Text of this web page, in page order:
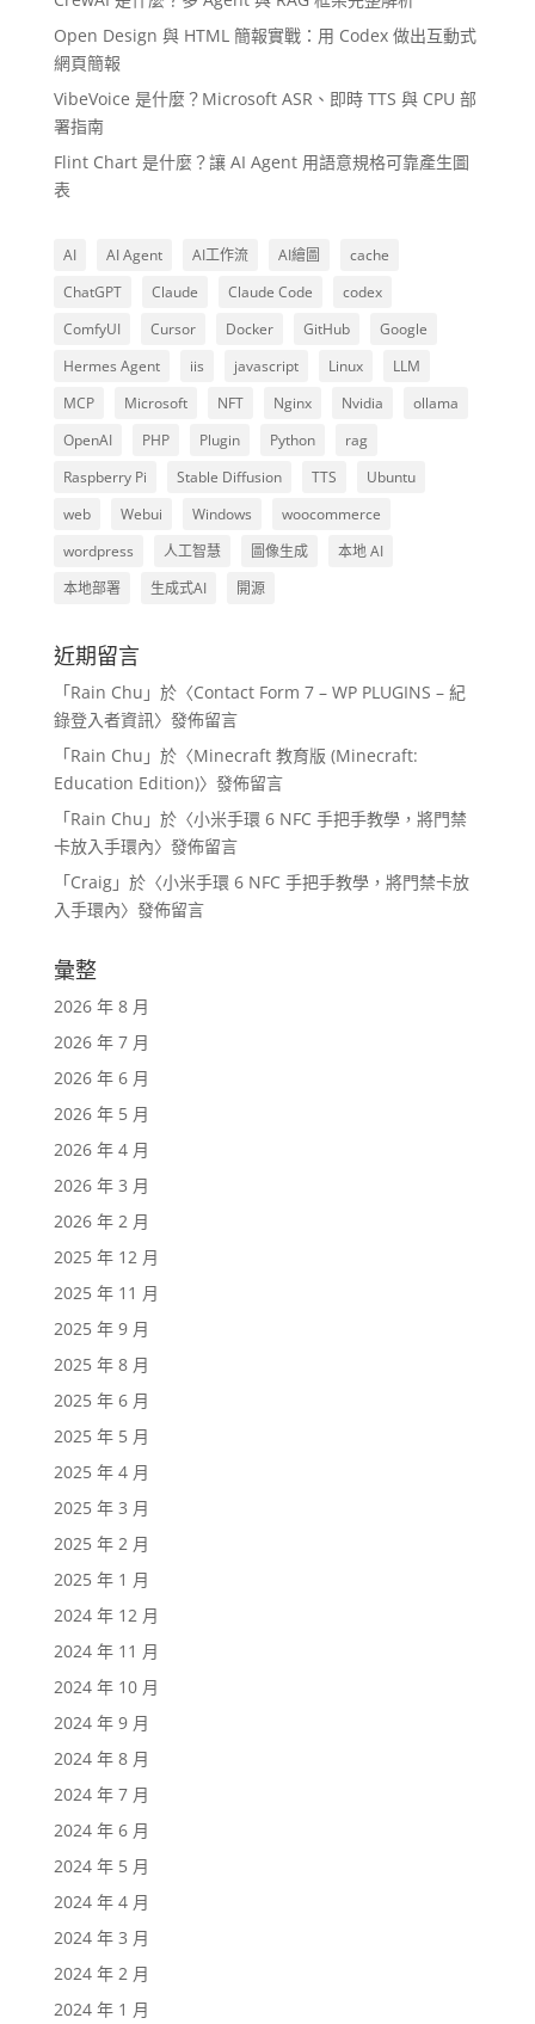
Open Design 與 HTML 簡報實戰：用 Codex 做出互動式
網頁簡報
VibeVoice 是什麼？Microsoft ASR、即時 TTS 與 CPU 部
署指南
Flint Chart 是什麼？讓 AI Agent 用語意規格可靠產生圖
表
AI AI Agent AI工作流 AI繪圖
cache
ChatGPT
Claude Claude Code
codex
ComfyUI
Cursor Docker GitHub
Google
Hermes Agent
iis javascript Linux
LLM
MCP
Microsoft NFT Nginx Nvidia
ollama
OpenAI
PHP Plugin Python
rag
Raspberry Pi
Stable Diffusion TTS
Ubuntu
web
Webui Windows
woocommerce
wordpress
人工智慧 圖像生成
本地 AI
本地部署
生成式AI 開源
近期留言
「Rain Chu 」於〈Contact Form 7 – WP PLUGINS – 紀
錄登入者資訊〉發佈留言
「Rain Chu 」於〈Minecraft 教育版 (Minecraft:
Education Edition)〉發佈留言
「Rain Chu 」於〈小米手環 6 NFC 手把手教學，將門禁
卡放入手環內〉發佈留言
「Craig」於〈小米手環 6 NFC 手把手教學，將門禁卡放
入手環內〉發佈留言
彙整
2026 年 8 月
2026 年 7 月
2026 年 6 月
2026 年 5 月
2026 年 4 月
2026 年 3 月
2026 年 2 月
2025 年 12 月
2025 年 11 月
2025 年 9 月
2025 年 8 月
2025 年 6 月
2025 年 5 月
2025 年 4 月
2025 年 3 月
2025 年 2 月
2025 年 1 月
2024 年 12 月
2024 年 11 月
2024 年 10 月
2024 年 9 月
2024 年 8 月
2024 年 7 月
2024 年 6 月
2024 年 5 月
2024 年 4 月
2024 年 3 月
2024 年 2 月
2024 年 1 月